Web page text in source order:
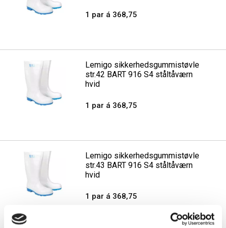
1 par á 368,75
Lemigo sikkerhedsgummistøvle
str.42 BART 916 S4 ståltåværn
hvid
1 par á 368,75
Lemigo sikkerhedsgummistøvle
str.43 BART 916 S4 ståltåværn
hvid
1 par á 368,75